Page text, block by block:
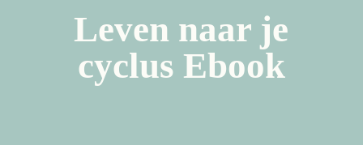
Leven naar je
cyclus Ebook